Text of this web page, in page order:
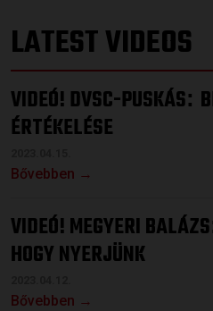
LATEST VIDEOS
VIDEÓ! DVSC-PUSKÁS:
ÉRTÉKELÉSE
Bővebben →
VIDEÓ! MEGYERI BALÁZS
HOGY NYERJÜNK
Bővebben →